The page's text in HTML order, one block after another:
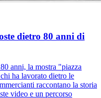
dietro 80 anni di
anni, la mostra "piazza
ha lavorato dietro le
raccontano la storia
video e un percorso